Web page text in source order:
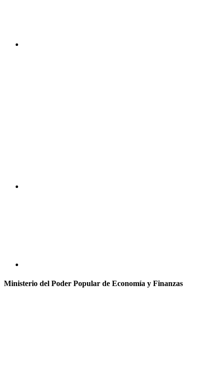
Ministerio del Poder Popular de Economía y Finanzas